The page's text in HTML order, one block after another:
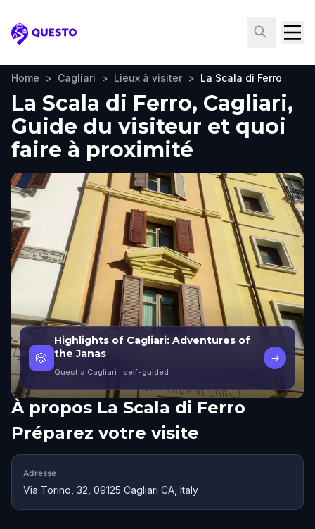
Questo
Home > Cagliari > Lieux à visiter > La Scala di Ferro
La Scala di Ferro, Cagliari,
Guide du visiteur et quoi
faire à proximité
🎲
Highlights of Cagliari: Adventures of
the Janas
Quest a Cagliari · self-guided
→
À propos La Scala di Ferro
Préparez votre visite
Adresse
Via Torino, 32, 09125 Cagliari CA, Italy